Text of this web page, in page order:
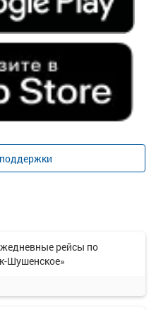
рейсы по
Шушенское»